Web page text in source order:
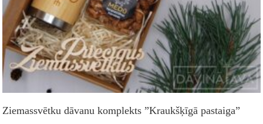
Ziemassvētku dāvanu komplekts ”Kraukšķīgā pastaiga”